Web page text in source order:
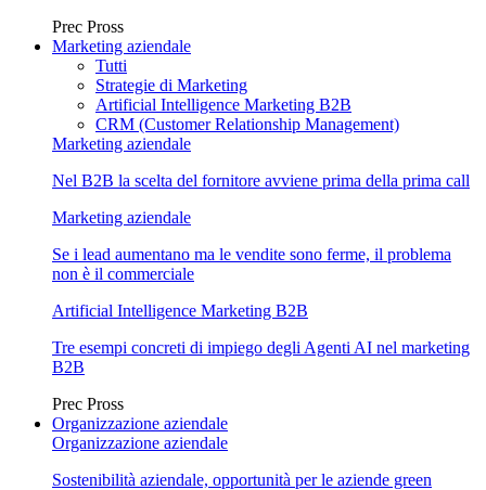
Prec Pross
Marketing aziendale
Tutti
Strategie di Marketing
Artificial Intelligence Marketing B2B
CRM (Customer Relationship Management)
Marketing aziendale
Nel B2B la scelta del fornitore avviene prima della prima call
Marketing aziendale
Se i lead aumentano ma le vendite sono ferme, il problema
non è il commerciale
Artificial Intelligence Marketing B2B
Tre esempi concreti di impiego degli Agenti AI nel marketing
B2B
Prec Pross
Organizzazione aziendale
Organizzazione aziendale
Sostenibilità aziendale, opportunità per le aziende green